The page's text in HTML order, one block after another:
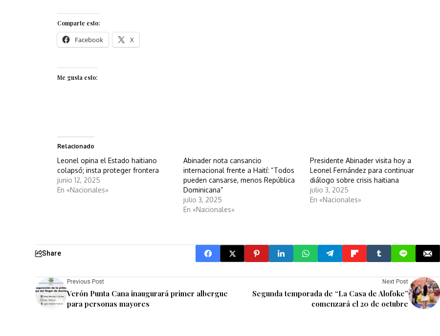
Comparte esto:
Facebook X
Me gusta esto:
Relacionado
Leonel opina el Estado haitiano
colapsó; insta proteger frontera
junio 12, 2025
En «Nacionales»
Abinader nota cansancio
internacional frente a Haití: “Todos
pueden cansarse, menos República
Dominicana”
julio 3, 2025
En «Nacionales»
Presidente Abinader visita hoy a
Leonel Fernández para continuar
diálogo sobre crisis haitiana
julio 3, 2025
En «Nacionales»
Share
Previous Post
Verón Punta Cana inaugurará primer albergue
para personas mayores
Next Post
Segunda temporada de “La Casa de Alofoke”
comenzará el 20 de octubre